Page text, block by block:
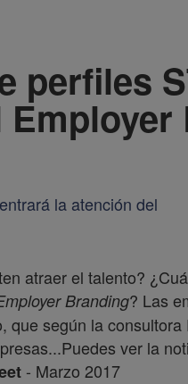
perfiles
atraer el talento?
Branding? Las
que según la
ver la
- Marzo 2017